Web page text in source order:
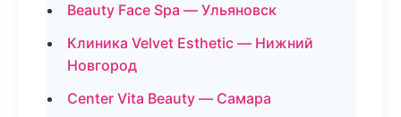
Beauty Face Spa — Ульяновск
Клиника Velvet Esthetic — Нижний
Новгород
Center Vita Beauty — Самара